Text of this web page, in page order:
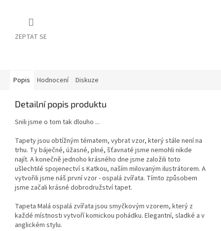
ZEPTAT SE
Popis Hodnocení Diskuze
Detailní popis produktu
Snili jsme o tom tak dlouho ...
Tapety jsou obtížným tématem, vybrat vzor, který stále není na
trhu. Ty báječné, úžasné, plné, šťavnaté jsme nemohli nikde
najít. A konečně jednoho krásného dne jsme založili toto
ušlechtilé spojenectví s Katkou, naším milovaným ilustrátorem. A
vytvořili jsme náš první vzor - ospalá zvířata. Tímto způsobem
jsme začali krásné dobrodružství tapet.
Tapeta Malá ospalá zvířata jsou smyčkovým vzorem, který z
každé místnosti vytvoří komickou pohádku. Elegantní, sladké a v
anglickém stylu.